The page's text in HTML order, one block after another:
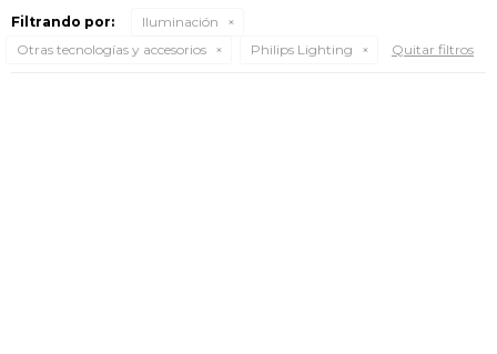
Filtrando por:
Iluminación
Otras tecnologías y accesorios
Philips Lighting Quitar filtros